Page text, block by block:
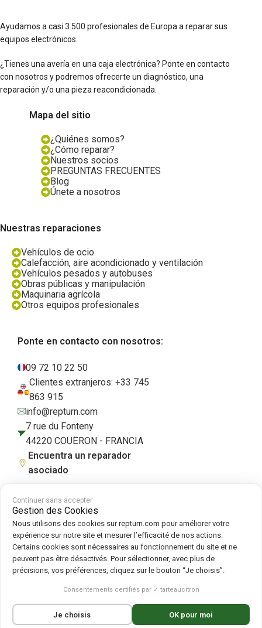
Ayudamos a casi 3.500 profesionales de Europa a reparar sus
equipos electrónicos.
¿Tienes una avería en una caja electrónica? Ponte en contacto
con nosotros y podremos ofrecerte un diagnóstico, una
reparación y/o una pieza reacondicionada.
Mapa del sitio
¿Quiénes somos?
¿Cómo reparar?
Nuestros socios
PREGUNTAS FRECUENTES
Blog
Únete a nosotros
Nuestras reparaciones
Vehículos de ocio
Calefacción, aire acondicionado y ventilación
Vehículos pesados y autobuses
Obras públicas y manipulación
Maquinaria agrícola
Otros equipos profesionales
Ponte en contacto con nosotros:
09 72 10 22 50
Clientes extranjeros: +33 745
863 915
info@repturn.com
7 rue du Fonteny
44220 COUËRON - FRANCIA
Encuentra un reparador
asociado
Condiciones generales de venta Aviso legal Política de privacidad
Cookies|Política de cookies
Síguenos en :
Repturn 2026
Continuer sans accepter
Gestion des Cookies
Nous utilisons des cookies sur repturn.com pour améliorer votre
expérience sur notre site et mesurer l’efficacité de nos actions.
Certains cookies sont nécessaires au fonctionnement du site et ne
peuvent pas être désactivés. Pour sélectionner, avec plus de
précisions, vos préférences, cliquez sur le bouton “Je choisis”.
Consentements certifiés par ✓ tarteaucitron
Je choisis OK pour moi
Français(Francés)
Deutsch(Alemán) Español